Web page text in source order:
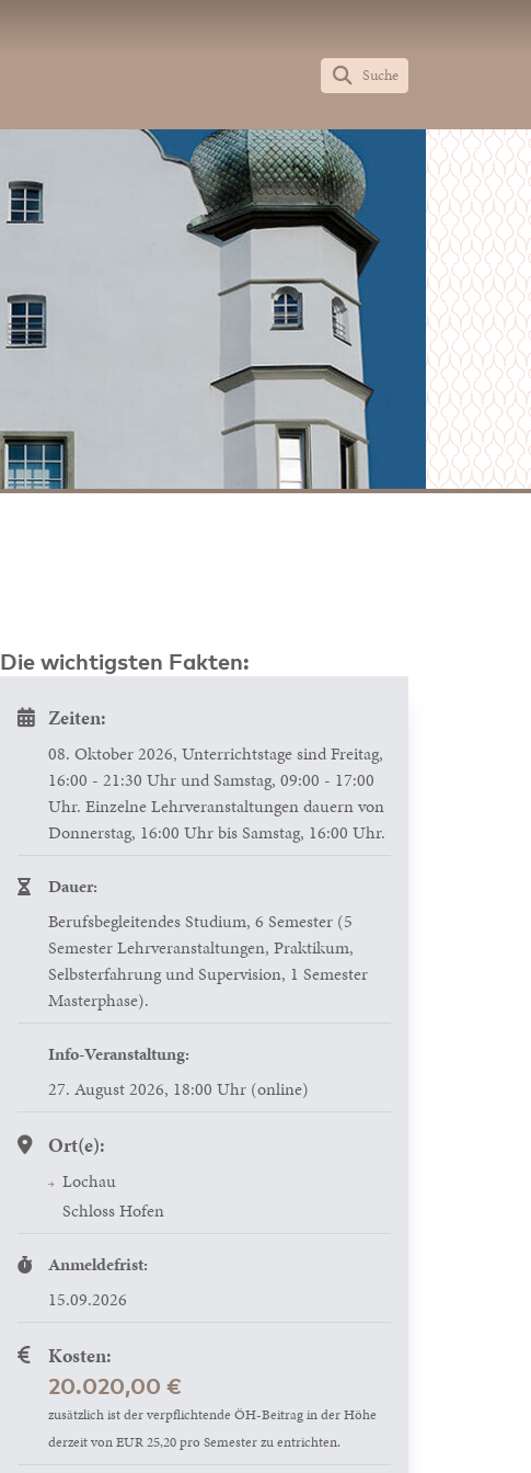
Suche
Die wichtigsten Fakten:
Zeiten:
08. Oktober 2026, Unterrichtstage sind Freitag,
16:00 - 21:30 Uhr und Samstag, 09:00 - 17:00
Uhr. Einzelne Lehrveranstaltungen dauern von
Donnerstag, 16:00 Uhr bis Samstag, 16:00 Uhr.
Dauer:
Berufsbegleitendes Studium, 6 Semester (5
Semester Lehrveranstaltungen, Praktikum,
Selbsterfahrung und Supervision, 1 Semester
Masterphase).
Info-Veranstaltung:
27. August 2026, 18:00 Uhr (online)
Ort(e):
Lochau
Schloss Hofen
Anmeldefrist:
15.09.2026
Kosten:
20.020,00 €
zusätzlich ist der verpflichtende ÖH-Beitrag in der Höhe
derzeit von EUR 25,20 pro Semester zu entrichten.